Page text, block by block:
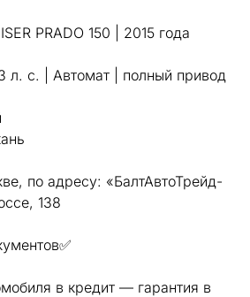
PRADO 150 | 2015 года
л. с. | Автомат | полный привод
по адресу: «БалтАвтоТрейд-
138
в кредит — гарантия в